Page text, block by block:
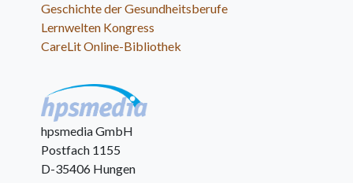
Geschichte der Gesundheitsberufe
Lernwelten Kongress
CareLit Online-Bibliothek
hpsmedia GmbH
Postfach 1155
D-35406 Hungen